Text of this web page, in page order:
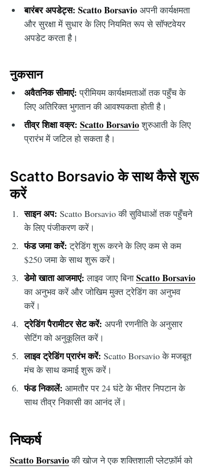
बारंबर अपडेट्स: Scatto Borsavioअपनी कार्यक्षमता
और सुरक्षा में सुधार के लिए नियमित रूप से सॉफ्टवेयर
अपडेट करता है।
नुकसान
अवैतनिक सीमाएं: प्रीमियम कार्यक्षमताओं तक पहुँच के
लिए अतिरिक्त भुगतान की आवश्यकता होती है।
तीव्र शिक्षा वक्र: Scatto Borsavioशुरुआती के लिए
प्रारंभ में जटिल हो सकता है।
Scatto Borsavio के साथ कैसे शुरू
करें
साइन अप: Scatto Borsavio की सुविधाओं तक पहुँचने
के लिए पंजीकरण करें।
फंड जमा करें: ट्रेडिंग शुरू करने के लिए कम से कम
$250 जमा के साथ शुरू करें।
डेमो खाता आजमाएं: लाइव जाए बिनाScatto Borsavio
का अनुभव करें और जोखिम मुक्त ट्रेडिंग का अनुभव
करें।
ट्रेडिंग पैरामीटर सेट करें: अपनी रणनीति के अनुसार
सेटिंग को अनुकूलित करें।
लाइव ट्रेडिंग प्रारंभ करें: Scatto Borsavio के मजबूत
मंच के साथ कमाई शुरू करें।
फंड निकालें: आमतौर पर 24 घंटे के भीतर निपटान के
साथ तीव्र निकासी का आनंद लें।
निष्कर्ष
Scatto Borsavioकी खोज ने एक शक्तिशाली प्लेटफ़ॉर्म को